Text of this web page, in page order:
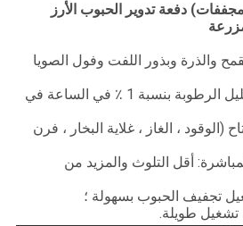
دفعة تدوير الحبوب الأرز
والذرة وبذور اللفت وفول الصويا
- سرعة تجفيف عالية: تقليل الرطوبة بنسبة 1 ٪ في الساعة في
، الغاز ، غلاية البخار ، فرن
أقل التلوث والمزيد من
تجفيف الحبوب بسهولة ؛
تشغيل طويلة.